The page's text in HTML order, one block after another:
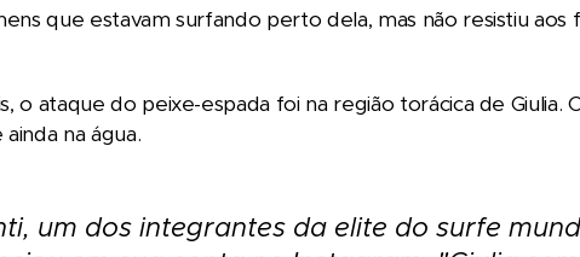
que estavam surfando perto dela, mas não resistiu
o ataque do peixe-espada foi na região torácica de
na água.
um dos integrantes da elite do surfe